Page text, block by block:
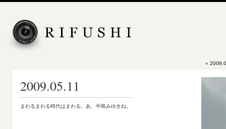
«
2009.05.11
まわるまわる時代はまわる。あ、中島みゆきね。